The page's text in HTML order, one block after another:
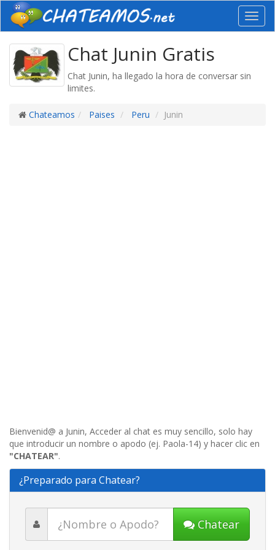
Chat Junin Gratis
Chat Junin, ha llegado la hora de conversar sin
limites.
Chateamos Paises Peru Junin
Bienvenid@ a Junin, Acceder al chat es muy sencillo, solo hay
que introducir un nombre o apodo (ej. Paola-14) y hacer clic en
"CHATEAR".
¿Preparado para Chatear?
Chatear